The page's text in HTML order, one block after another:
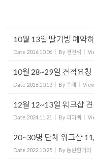
10월 13일 딸기방 예약
Date 2016.10.06 By 전진석
10월 28~29일 견적요청
Date 2016.10.13 By수재
12월 12~13일 워크샵
Date 2024.11.21 By 리아빠
20~30명 단체 워크샵
Date 2022.10.25 By동탄흰머리